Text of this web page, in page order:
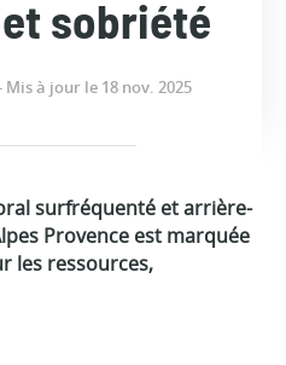
sobriété
Mis à jour le 18 nov. 2025
surfréquenté et arrière-
Provence est marquée
les ressources,